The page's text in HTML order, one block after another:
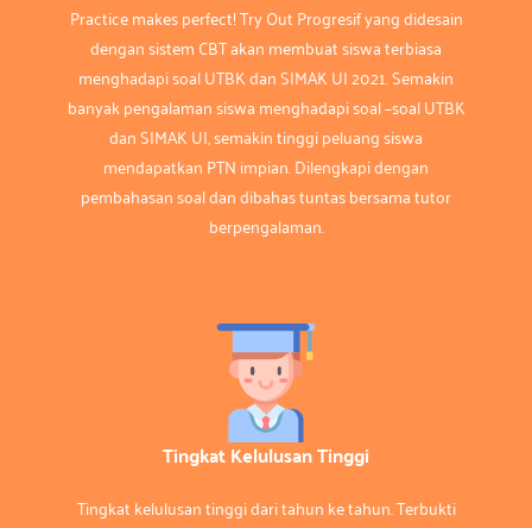
Practice makes perfect! Try Out Progresif yang didesain
dengan sistem CBT akan membuat siswa terbiasa
menghadapi soal UTBK dan SIMAK UI 2021. Semakin
banyak pengalaman siswa menghadapi soal –soal UTBK
dan SIMAK UI, semakin tinggi peluang siswa
mendapatkan PTN impian. Dilengkapi dengan
pembahasan soal dan dibahas tuntas bersama tutor
berpengalaman.
Tingkat Kelulusan Tinggi
Tingkat kelulusan tinggi dari tahun ke tahun. Terbukti